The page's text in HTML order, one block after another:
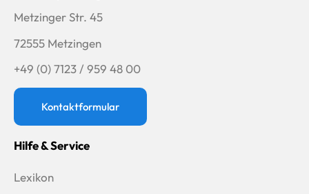
Metzinger Str. 45
72555 Metzingen
+49 (0) 7123 / 959 48 00
Kontaktformular
Hilfe & Service
Lexikon